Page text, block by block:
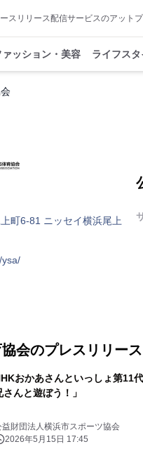
スリリース配信サービスのアット
ァッション・美容 ライフス
町6-81 ニッセイ横浜尾上
ysa/
会のプレスリリース
おかあさんといっしょ第
さんと遊ぼう！」
益財団法人横浜市スポーツ協会
2026年5月15日 17:45